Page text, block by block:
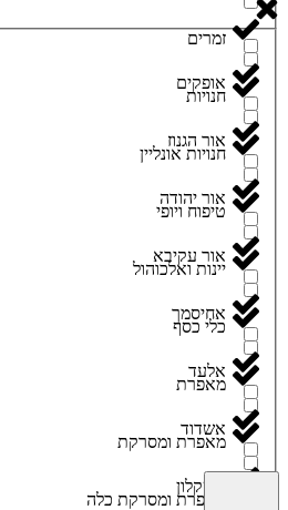
זמרים
חנויות
חנויות אונליין
טיפוח ויופי
יינות ואלכוהול
כלי כסף
מאפרת
מאפרת ומסרקת
מאפרת ומסרקת כלה
אופקים
אור הגנוז
אור יהודה
אור עקיבא
אחיסמך
אלעד
אשדוד
אשקלון